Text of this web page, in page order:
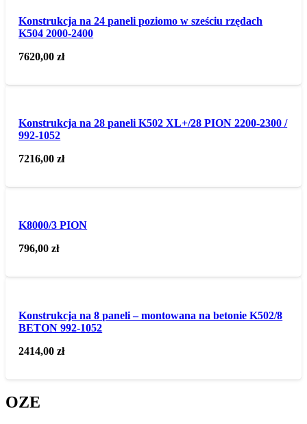
Konstrukcja na 24 paneli poziomo w sześciu rzędach
K504 2000-2400
7620,00zł
Konstrukcja na 28 paneli K502 XL+/28 PION 2200-2300 /
992-1052
7216,00zł
K8000/3 PION
796,00zł
Konstrukcja na 8 paneli – montowana na betonie K502/8
BETON 992-1052
2414,00zł
OZE